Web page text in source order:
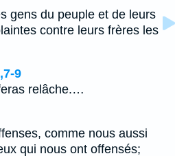
gens du peuple et de leurs
contre leurs frères les
9
relâche.…
comme nous aussi
qui nous ont offensés;